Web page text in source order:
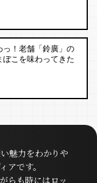
っ！老舗「鈴廣」の
こを味わってきた
魅力をわかりや
アです。
らも時にはロッ